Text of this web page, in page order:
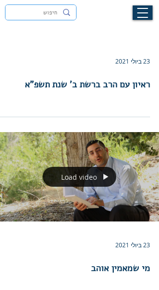
23 ביולי 2021
ראיון עם הרב ברשת ב' שנת תשפ"א
Load video
23 ביולי 2021
מי שמאמין אוהב